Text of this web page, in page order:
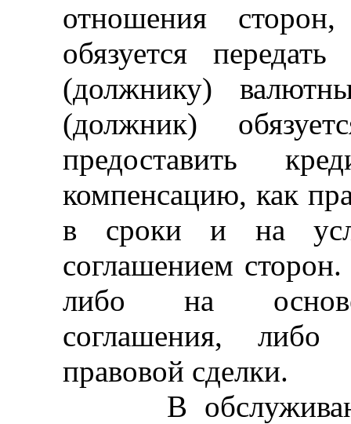
отношения
обязуется
(должнику)
(должник)
предоставить
компенсацию, как
в сроки и на
соглашением
либо на основе
соглашения, либо
правовой сделки.
В обслуживании